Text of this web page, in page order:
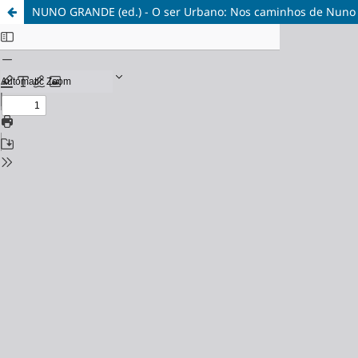
NUNO GRANDE (ed.) - O ser Urbano: Nos caminhos de Nuno